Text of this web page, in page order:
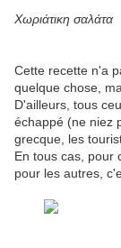
Χωριάτικη σαλάτα
Cette recette n'a
quelque chose,
D'ailleurs, tous
échappé (ne niez
grecque, les
En tous cas, pour
pour les autres,